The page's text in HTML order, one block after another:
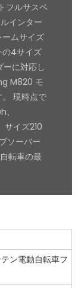
フルサスペ
インター
ムサイズ
の4サイズ
に対応し
M820 モ
現時点で
イズ210
ソーバー
転車の最
ン電動自転車フ